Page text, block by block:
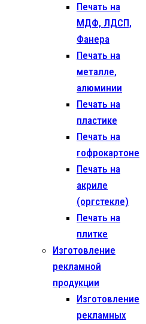
Печать на
МДФ, ЛДСП,
Фанера
Печать на
металле,
алюминии
Печать на
пластике
Печать на
гофрокартоне
Печать на
акриле
(оргстекле)
Печать на
плитке
Изготовление
рекламной
продукции
Изготовление
рекламных